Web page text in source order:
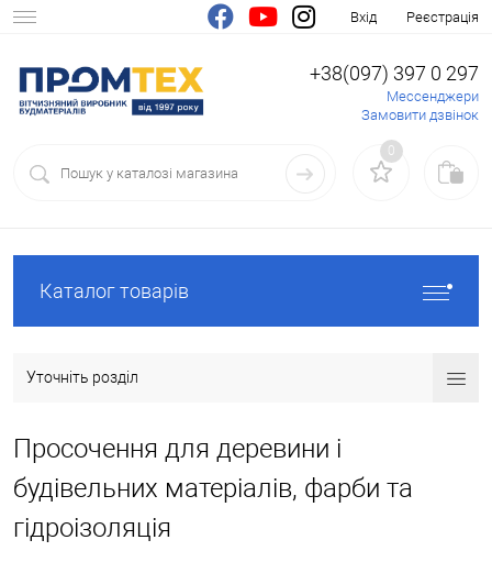
Вхід Реєстрація
+38(097) 397 0 297
Мессенджери
Замовити дзвінок
0
Каталог товарів
Уточніть розділ
Просочення для деревини і
будівельних матеріалів, фарби та
гідроізоляція